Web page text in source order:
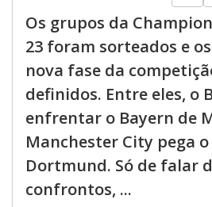
Os grupos da
23 foram sorteados e
nova fase da
definidos. Entre eles, o
enfrentar o Bayern de
Manchester City pega
Dortmund. Só de falar
confrontos, ...